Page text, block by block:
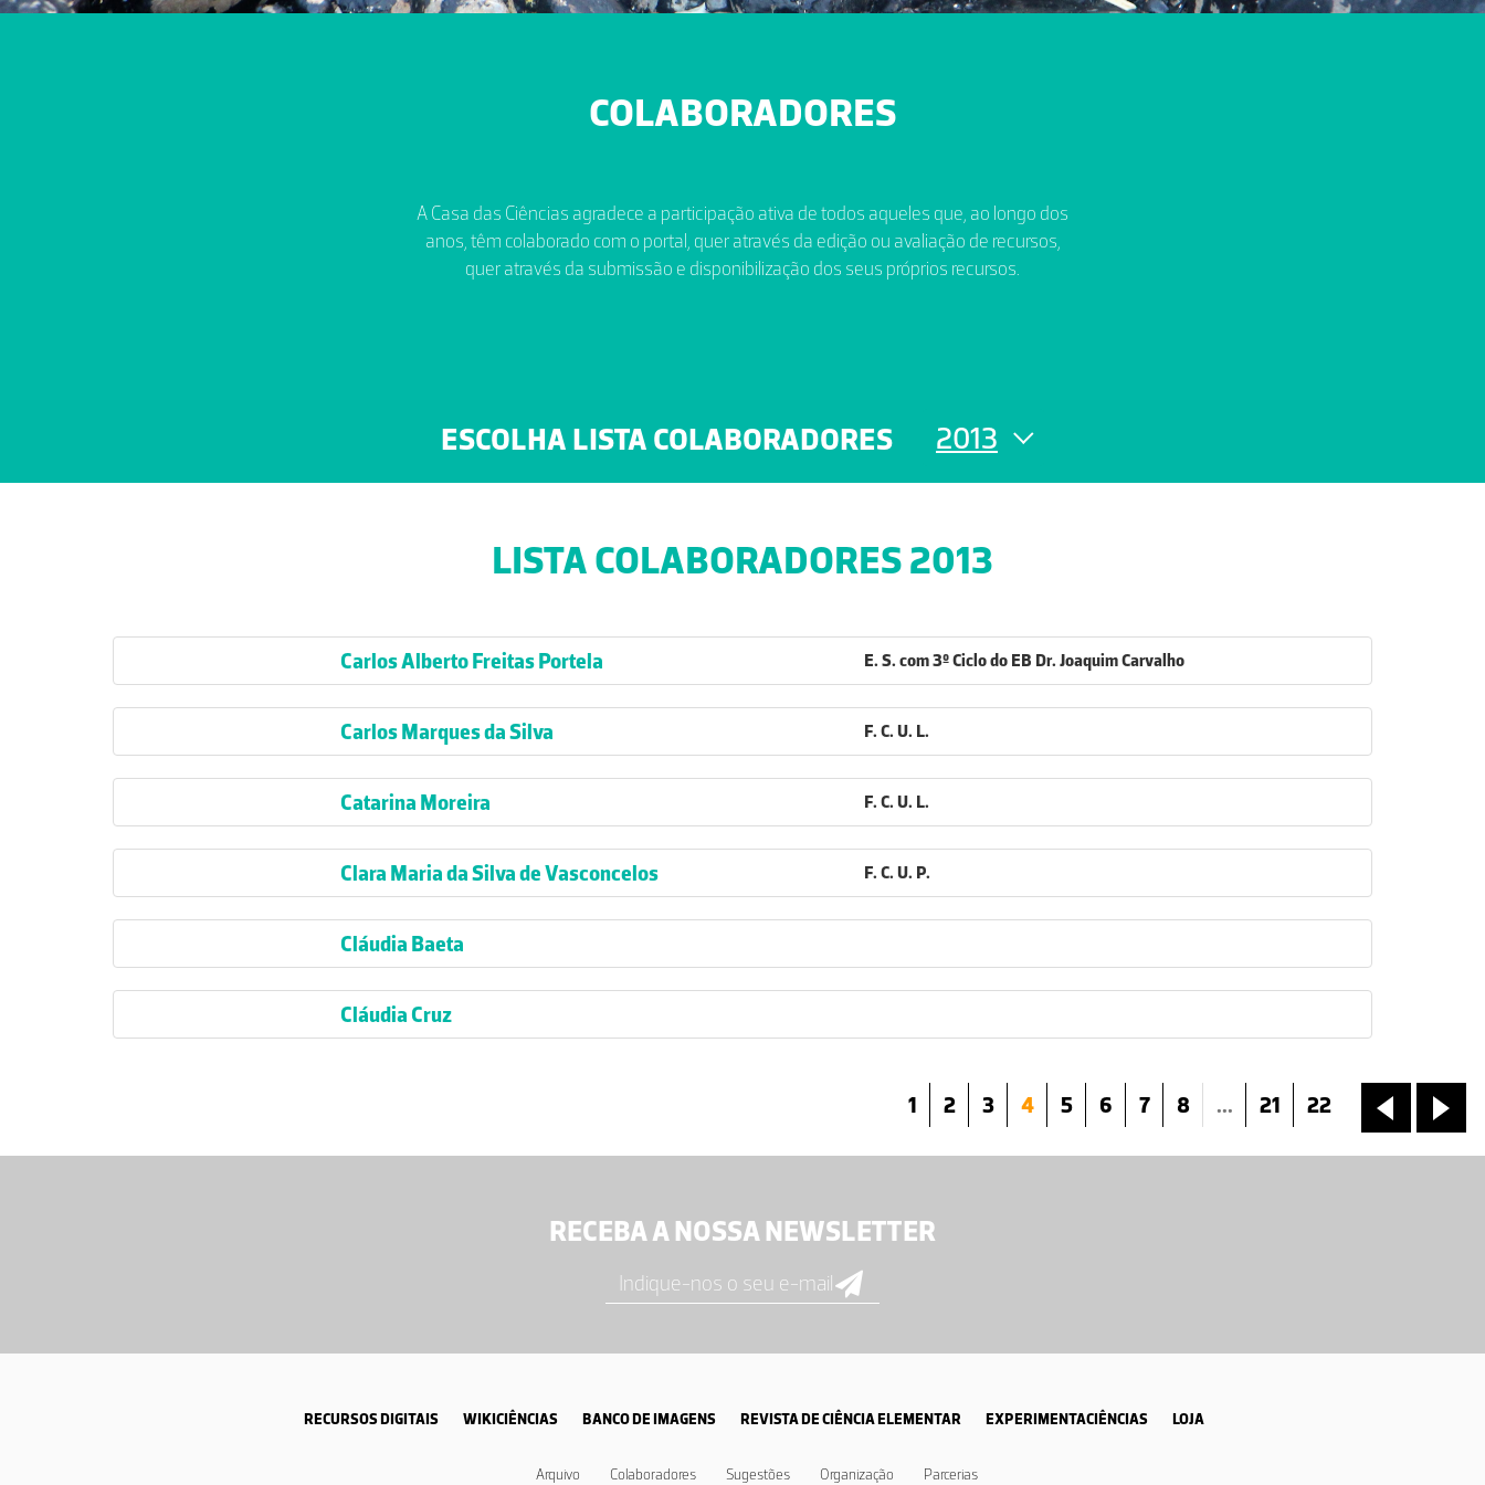
COLABORADORES
A Casa das Ciências agradece a participação ativa de todos aqueles que, ao longo dos
anos, têm colaborado com o portal, quer através da edição ou avaliação de recursos,
quer através da submissão e disponibilização dos seus próprios recursos.
ESCOLHA LISTA COLABORADORES 2013
LISTA COLABORADORES 2013
Carlos Alberto Freitas Portela E. S. com 3º Ciclo do EB Dr. Joaquim Carvalho
Carlos Marques da Silva F. C. U. L.
Catarina Moreira F. C. U. L.
Clara Maria da Silva de Vasconcelos F. C. U. P.
Cláudia Baeta
Cláudia Cruz
«
1 2 3 4 5 6 7 8 ... 21 22 »
RECEBA A NOSSA NEWSLETTER
RECURSOS DIGITAIS WIKICIÊNCIAS BANCO DE IMAGENS REVISTA DE CIÊNCIA ELEMENTAR EXPERIMENTACIÊNCIAS LOJA
Arquivo Colaboradores Sugestões Organização Parcerias